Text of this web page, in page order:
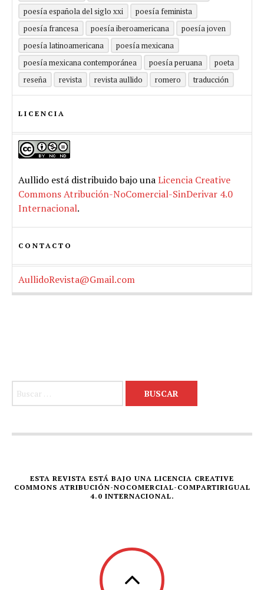
poesía española del siglo xxi
poesía feminista
poesía francesa
poesía iberoamericana
poesía joven
poesía latinoamericana
poesía mexicana
poesía mexicana contemporánea
poesía peruana
poeta
reseña
revista revista aullido romero traducción
LICENCIA
Aullido está distribuido bajo unaLicencia Creative
Commons Atribución-NoComercial-SinDerivar 4.0
Internacional.
CONTACTO
AullidoRevista@Gmail.com
ESTA REVISTA ESTÁ BAJO UNA LICENCIA CREATIVE
COMMONS ATRIBUCIÓN-NOCOMERCIAL-COMPARTIRIGUAL
4.0 INTERNACIONAL.